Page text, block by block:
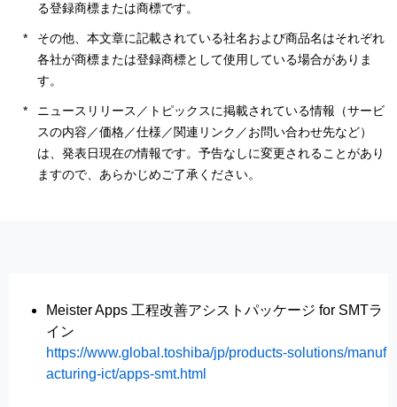
る登録商標または商標です。
その他、本文章に記載されている社名および商品名はそれぞれ
各社が商標または登録商標として使用している場合がありま
す。
ニュースリリース／トピックスに掲載されている情報（サービ
スの内容／価格／仕様／関連リンク／お問い合わせ先など）
は、発表日現在の情報です。予告なしに変更されることがあり
ますので、あらかじめご了承ください。
Meister Apps 工程改善アシストパッケージ for SMTラ
イン
https://www.global.toshiba/jp/products-solutions/manuf
acturing-ict/apps-smt.html